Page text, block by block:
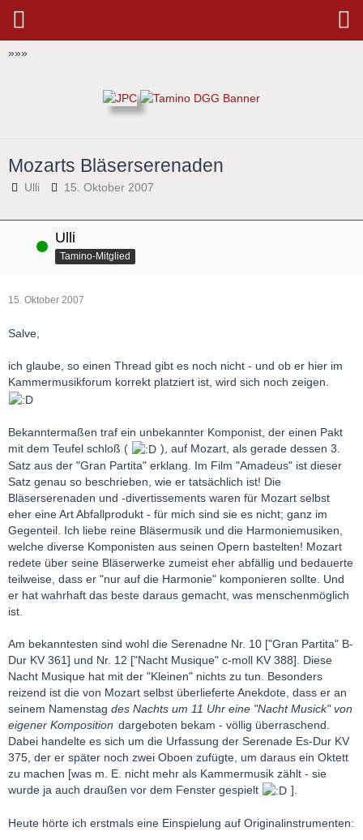
»»»
Mozarts Bläserserenaden
Ulli 15. Oktober 2007
Online Ulli
Tamino-Mitglied
15. Oktober 2007
Salve,
ich glaube, so einen Thread gibt es noch nicht - und ob er hier im
Kammermusikforum korrekt platziert ist, wird sich noch zeigen.
Bekanntermaßen traf ein unbekannter Komponist, der einen Pakt
mit dem Teufel schloß (
), auf Mozart, als gerade dessen 3.
Satz aus der "Gran Partita" erklang. Im Film "Amadeus" ist dieser
Satz genau so beschrieben, wie er tatsächlich ist! Die
Bläserserenaden und -divertissements waren für Mozart selbst
eher eine Art Abfallprodukt - für mich sind sie es nicht; ganz im
Gegenteil. Ich liebe reine Bläsermusik und die Harmoniemusiken,
welche diverse Komponisten aus seinen Opern bastelten! Mozart
redete über seine Bläserwerke zumeist eher abfällig und bedauerte
teilweise, dass er "nur auf die Harmonie" komponieren sollte. Und
er hat wahrhaft das beste daraus gemacht, was menschenmöglich
ist.
Am bekanntesten sind wohl die Serenadne Nr. 10 ["Gran Partita" B-
Dur KV 361] und Nr. 12 ["Nacht Musique" c-moll KV 388]. Diese
Nacht Musique hat mit der "Kleinen" nichts zu tun. Besonders
reizend ist die von Mozart selbst überlieferte Anekdote, dass er an
seinem Namenstag des Nachts um 11 Uhr eine "Nacht Musick" von
eigener Komposition dargeboten bekam - völlig überraschend.
Dabei handelte es sich um die Urfassung der Serenade Es-Dur KV
375, der er später noch zwei Oboen zufügte, um daraus ein Oktett
zu machen [was m. E. nicht mehr als Kammermusik zählt - sie
wurde ja auch draußen vor dem Fenster gespielt
].
Heute hörte ich erstmals eine Einspielung auf Originalinstrumenten: